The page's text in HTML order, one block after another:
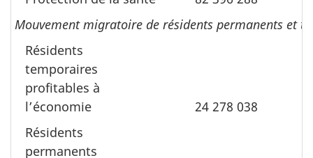
Mouvement migratoire de résidents permanents et
Résidents
temporaires
profitables à
lʼéconomie
24 278 038
Résidents
permanents